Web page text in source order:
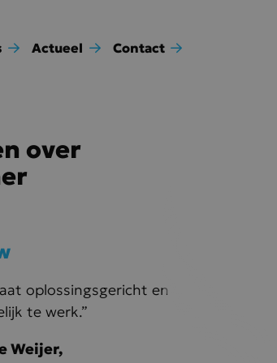
Actueel Contact
over
oplossingsgericht en
te werk.”
Weijer,